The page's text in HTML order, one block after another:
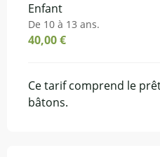
Enfant
De 10 à 13 ans.
40,00 €
Ce tarif comprend le
bâtons.